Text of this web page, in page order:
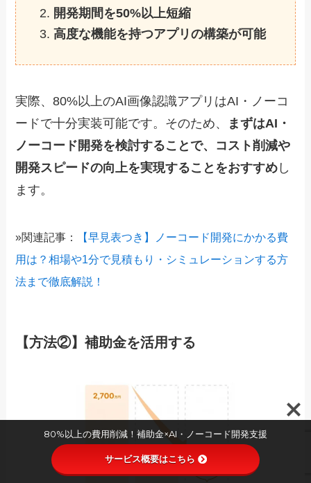
開発期間を50%以上短縮
高度な機能を持つアプリの構築が可能
実際、80%以上のAI画像認識アプリはAI・ノーコ
ードで十分実装可能です。そのため、
まずはAI・
ノーコード開発を検討することで、コスト削減や
開発スピードの向上を実現することをおすすめ し
ます。
»関連記事：
【早見表つき】ノーコード開発にかかる費
用は？相場や1分で見積もり・シミュレーションする方
法まで徹底解説！
【方法②】補助金を活用する
80%以上の費用削減！補助金×AI・ノーコード開発支援
サービス概要はこちら